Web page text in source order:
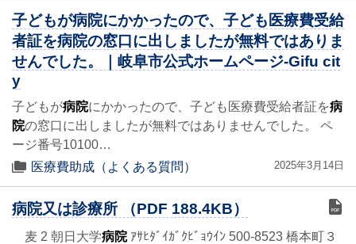
子どもが病院にかかったので、子ども医療費受給
者証を病院の窓口に出しましたが無料ではありま
せんでした。｜岐阜市公式ホームページ-Gifu cit
y
子どもが病院にかかったので、子ども医療費受給者証を病
院の窓口に出しましたが無料ではありませんでした。 ペ
ージ番号10100…
医療費助成（よくある質問）
2025年3月14日
病院又は診療所 （PDF 188.4KB）
麦 2 朝日大学病院ｱｻﾋﾀﾞｲｶﾞｸﾋﾞｮｳｲﾝ 500-8523 橋本町３